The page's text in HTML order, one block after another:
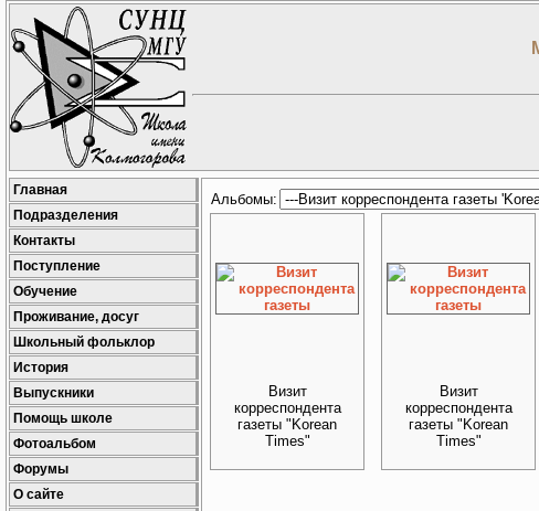
Главная
Подразделения
Контакты
Поступление
Обучение
Проживание, досуг
Школьный фольклор
История
Выпускники
Помощь школе
Фотоальбом
Форумы
О сайте
Альбомы:
Визит
корреспондента
газеты "Korean
Times"
Визит
корреспондента
газеты "Korean
Times"